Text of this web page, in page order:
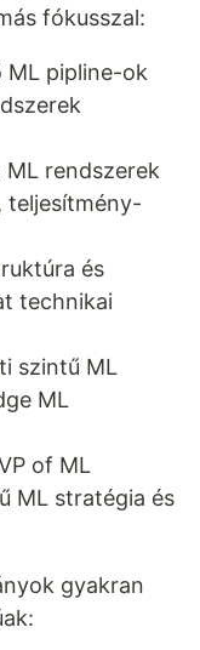
fókusszal:
ML pipline-ok
ML rendszerek
teljesítmény-
és
technikai
szintű ML
ML
of ML
ML stratégia és
gyakran